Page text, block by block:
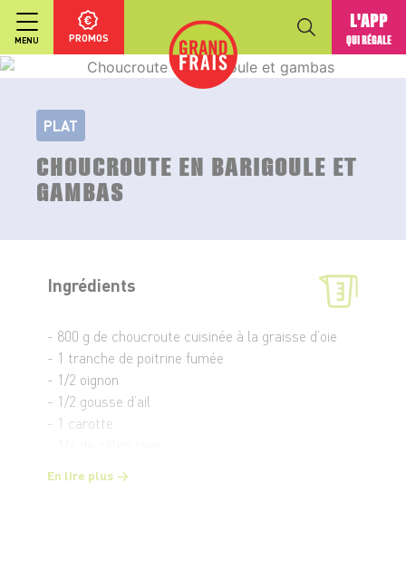
MENU PROMOS
L'APP
QUI RÉGALE
PLAT
CHOUCROUTE EN BARIGOULE ET
GAMBAS
Ingrédients
- 800 g de choucroute cuisinée à la graisse d’oie
- 1 tranche de poitrine fumée
- 1/2 oignon
- 1/2 gousse d’ail
- 1 carotte
- 1 courgette
En lire plus